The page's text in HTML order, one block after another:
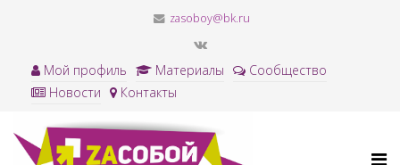
zasoboy@bk.ru
Мой профиль Материалы
Сообщество
Новости
Контакты